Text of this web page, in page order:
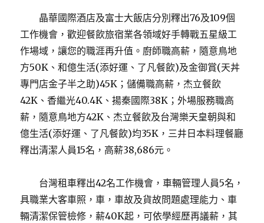
晶華國際酒店及富士大飯店分別釋出76及109個
工作機會，歡迎餐飲旅宿業各領域好手轉戰五星級工
作場域，讓您的職涯再升值。廚師職高薪，隨意鳥地
方50K、和億生活(添好運、了凡餐飲)及金御賞(天丼
專門店金子半之助)45K；儲備職高薪，杰立餐飲
42K、香繼光40.4K、揚秦國際38K；外場服務職高
薪，隨意鳥地方42K、杰立餐飲及台灣樂天皇朝與和
億生活(添好運、了凡餐飲)均35K，三井日本料理餐廳
釋出清潔人員15名，高薪38,686元。
台灣租車釋出42名工作機會，車輛管理人員5名，
具職業大客車照，車，車故及貨故問題處理能力、車
輛清潔保管檢修，薪40K起，可依學經歷再議薪，其